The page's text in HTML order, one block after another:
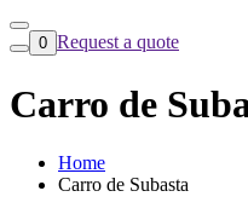
0 Request a quote
Carro de
Home
Carro de Subasta